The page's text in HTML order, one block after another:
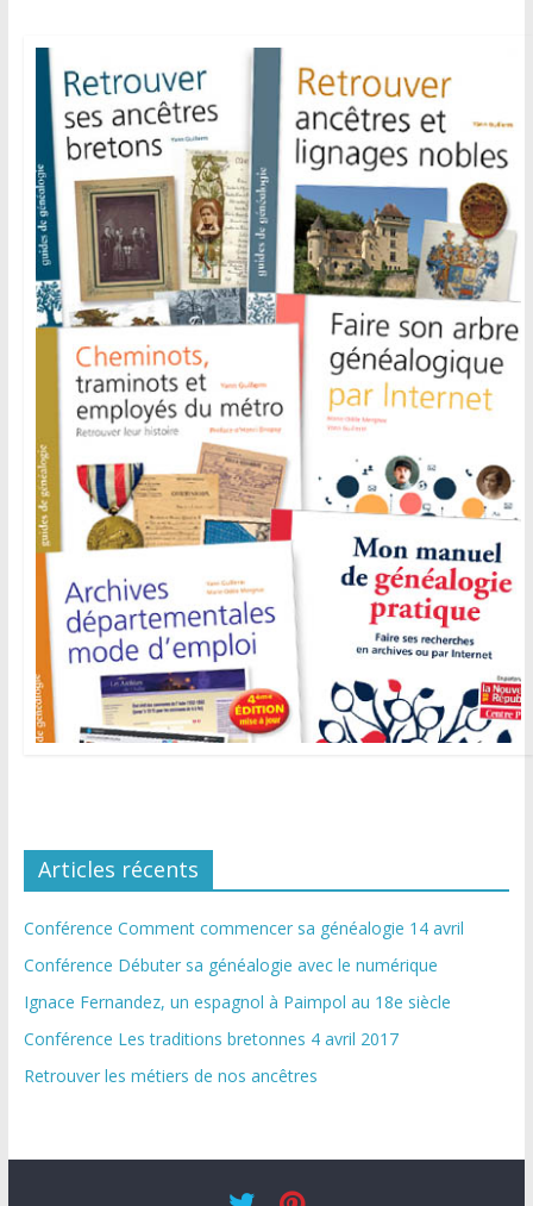
Articles récents
Conférence Comment commencer sa généalogie 14 avril
Conférence Débuter sa généalogie avec le numérique
Ignace Fernandez, un espagnol à Paimpol au 18e siècle
Conférence Les traditions bretonnes 4 avril 2017
Retrouver les métiers de nos ancêtres